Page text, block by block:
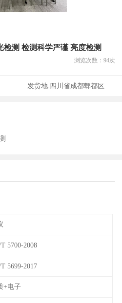
测 检测科学严谨 亮度检测
浏览次数： 94次
发货地:四川省成都郫都区
5700-2008
5699-2017
+电子